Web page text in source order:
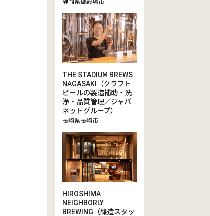
静岡県御殿場市
THE STADIUM BREWS
NAGASAKI（クラフト
ビールの製造補助・洗
浄・品質管理／ジャパ
ネットグループ）
長崎県長崎市
HIROSHIMA
NEIGHBORLY
BREWING（醸造スタッ